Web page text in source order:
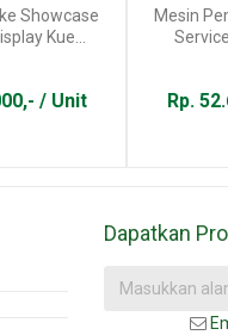
Showcase
Kue...
/ Unit
Mesin
Rp.
Dapatkan